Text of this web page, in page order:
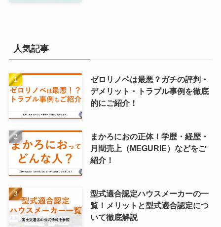
人気記事
ゼロリノベは最悪？ガチの評判・
デメリット・トラブル事例を徹底
的にご紹介！
まかろにおの正体！学歴・経歴・
月間売上（MEGURIE）などをご
紹介！
型式適合認定ハウスメーカーの一
覧！メリットと型式適合認定につ
いて徹底解説